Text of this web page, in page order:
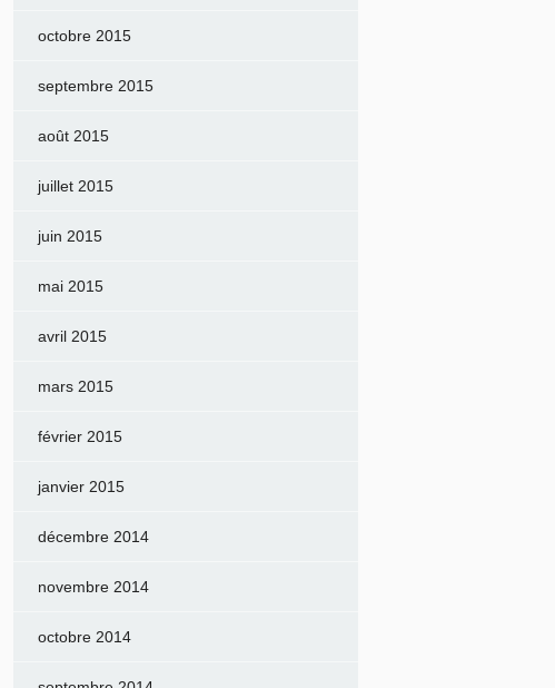
octobre 2015
septembre 2015
août 2015
juillet 2015
juin 2015
mai 2015
avril 2015
mars 2015
février 2015
janvier 2015
décembre 2014
novembre 2014
octobre 2014